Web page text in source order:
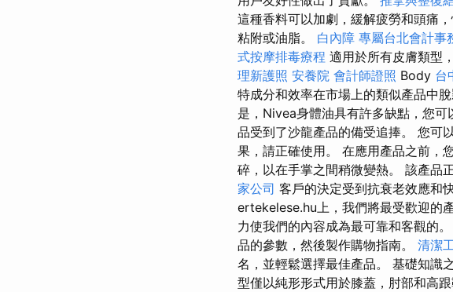
這種香料可以加劇，緩解疲勞和頭痛
粘附或油脂。 白內障 專屬台北會計事
式按摩排毒療程 適用於所有皮膚類型
理新護照 安養院 會計師證照 Body 台
特成分和效率在市場上的類似產品中
是，Nivea身體油具有許多缺點，您可
品受到了沙龍產品的備受追捧。 您可
果，請正確使用。 在應用產品之前，
碎，以在手掌之間稍微變熱。 該產品
家公司 客戶的決定受到抗衰老效應和
ertekelese.hu上，我們將最受歡迎的
力使我們的內容成為最可靠和客觀的。
品的參數，然後製作購物指南。 清潔
名，並輕鬆選擇最佳產品。 基礎知識
型僅以純形形式用於膝蓋，肘部和高